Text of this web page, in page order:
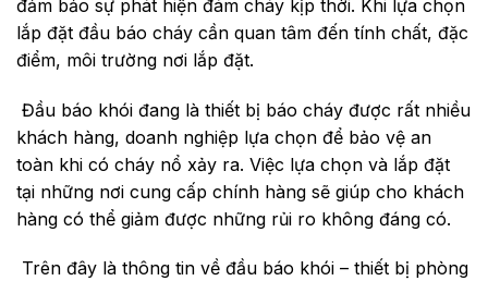
đảm bảo sự phát hiện đám cháy kịp thời. Khi lựa chọn
lắp đặt đầu báo cháy cần quan tâm đến tính chất, đặc
điểm, môi trường nơi lắp đặt.
Đầu báo khói đang là thiết bị báo cháy được rất nhiều
khách hàng, doanh nghiệp lựa chọn để bảo vệ an
toàn khi có cháy nổ xảy ra. Việc lựa chọn và lắp đặt
tại những nơi cung cấp chính hàng sẽ giúp cho khách
hàng có thể giảm được những rủi ro không đáng có.
Trên đây là thông tin về đầu báo khói – thiết bị phòng